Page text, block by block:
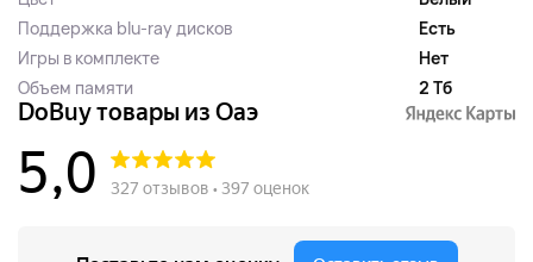
Поддержка blu-ray дисков
Есть
Игры в комплекте
Нет
Объем памяти
2 Тб